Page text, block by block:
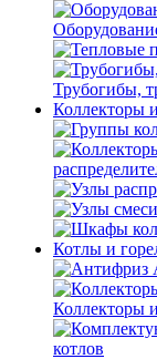
Трубогибы,
Коллекторы
Котлы и
Коллекторы
котлов